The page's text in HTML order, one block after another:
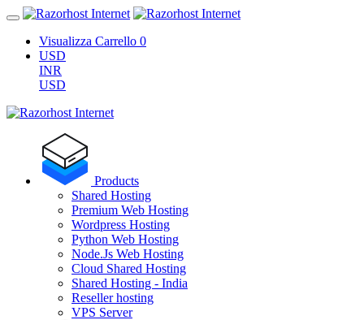
Visualizza Carrello 0
USD
INR
USD
Products
Shared Hosting
Premium Web Hosting
Wordpress Hosting
Python Web Hosting
Node.Js Web Hosting
Cloud Shared Hosting
Shared Hosting - India
Reseller hosting
VPS Server